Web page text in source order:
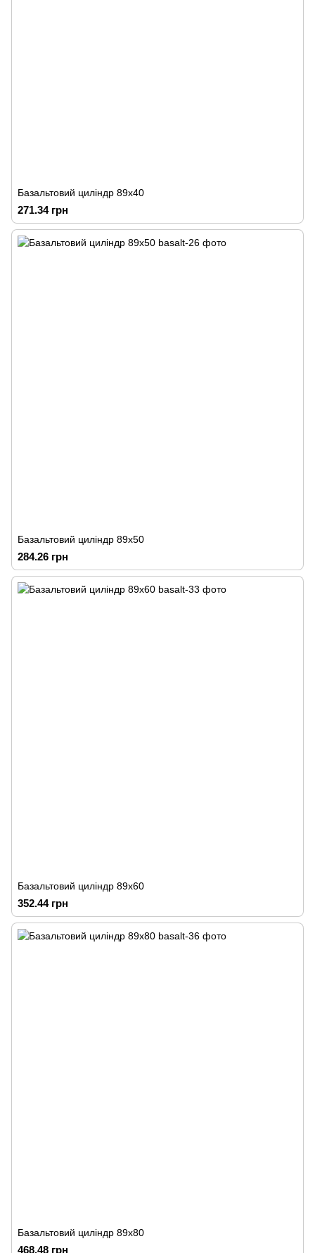
Базальтовий циліндр 89х40
271.34 грн
Базальтовий циліндр 89х50
284.26 грн
Базальтовий циліндр 89х60
352.44 грн
Базальтовий циліндр 89х80
468.48 грн